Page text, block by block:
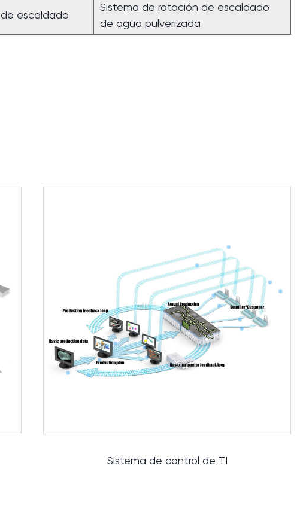
escaldado
Sistema de rotación de escaldado
de agua pulverizada
Sistema de control de TI